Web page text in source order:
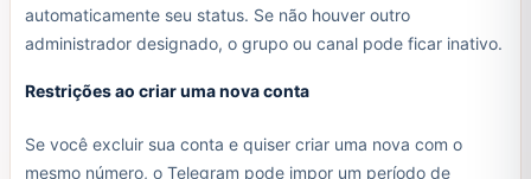
automaticamente seu status. Se não houver outro
administrador designado, o grupo ou canal pode ficar inativo.
Restrições ao criar uma nova conta
Se você excluir sua conta e quiser criar uma nova com o
mesmo número, o Telegram pode impor um período de